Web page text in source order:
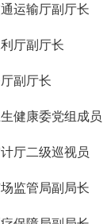
输厅副厅长
厅副厅长
副厅长
康委党组成员
二级巡视员
管局副局长